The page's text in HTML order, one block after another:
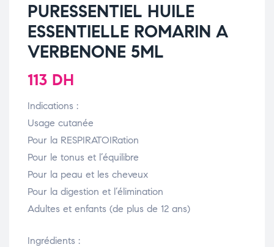
PURESSENTIEL HUILE
ESSENTIELLE ROMARIN A
VERBENONE 5ML
113 DH
Indications :
Usage cutanée
Pour la RESPIRATOIRation
Pour le tonus et l’équilibre
Pour la peau et les cheveux
Pour la digestion et l’élimination
Adultes et enfants (de plus de 12 ans)
Ingrédients :